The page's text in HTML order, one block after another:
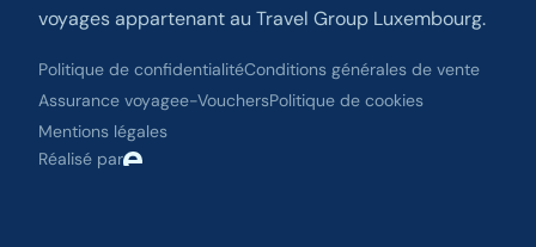
voyages appartenant au Travel Group Luxembourg.
Politique de confidentialitéConditions générales de vente
Assurance voyagee-VouchersPolitique de cookies
Mentions légales
Réalisé par